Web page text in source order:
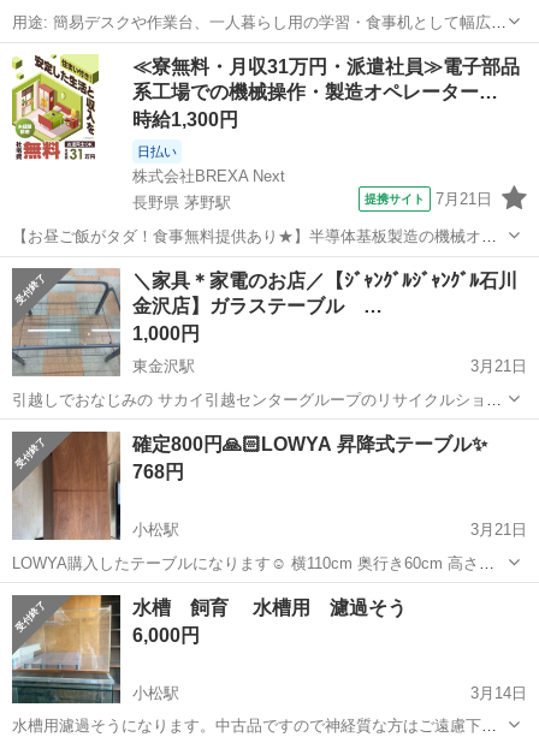
用途: 簡易デスクや作業台、一人暮らし用の学習・食事机として幅広く
利用されています。 構造: テーブル、椅子ともに折りたたみが可能
で、使用しない時はわずかな隙間に収納できるコンパクトな設計で
す。 素材: 天板と座面は木目調の...
石川 金沢市 西泉駅 テーブル デスク
≪寮無料・月収31万円・派遣社員≫電子部品
系工場での機械操作・製造オペレーター…
時給1,300円
日払い
株式会社BREXA Next
長野県 茅野駅
提携サイト 7月21日
【お昼ご飯がタダ！食事無料提供あり★】半導体基板製造の機械オペ
レーターや検査作業！未経験活躍中★カップル＆友達同士の応募OK！
赴任旅費会社負担★嬉しい無料送迎◎正社員登用制度あり！マイカー
通勤OK！無料駐車場完備！《長野県茅...
長野 茅野市 茅野駅 その他
＼家具＊家電のお店／【ｼﾞｬﾝｸﾞﾙｼﾞｬﾝｸﾞﾙ石川
金沢店】ガラステーブル …
1,000円
東金沢駅
3月21日
引越しでおなじみの サカイ引越センターグループのリサイクルショッ
プ ジャングルジャングル石川金沢店です(*^^*) 店頭ご購入の際に「ジ
モティを見た」と言っていただくと、ジモティ限定価格(表示価格より
7%O...
石川 金沢市 東金沢駅 テーブル ジャングル
確定800円🙏🏻LOWYA 昇降式テーブル✨
768円
小松駅
3月21日
LOWYA購入したテーブルになります☺️ 横110cm 奥行き60cm 高さ
46.5cm テーブルが上がるので、 ソファに座りながらパソコン作業な
どができます。 収納もたくさん入ります✨ このカラーは完売品になり
ます。...
石川 小松市 小松駅 テーブル LOWYA
水槽 飼育 水槽用 濾過そう
6,000円
小松駅
3月14日
水槽用濾過そうになります。中古品ですので神経質な方はご遠慮下さ